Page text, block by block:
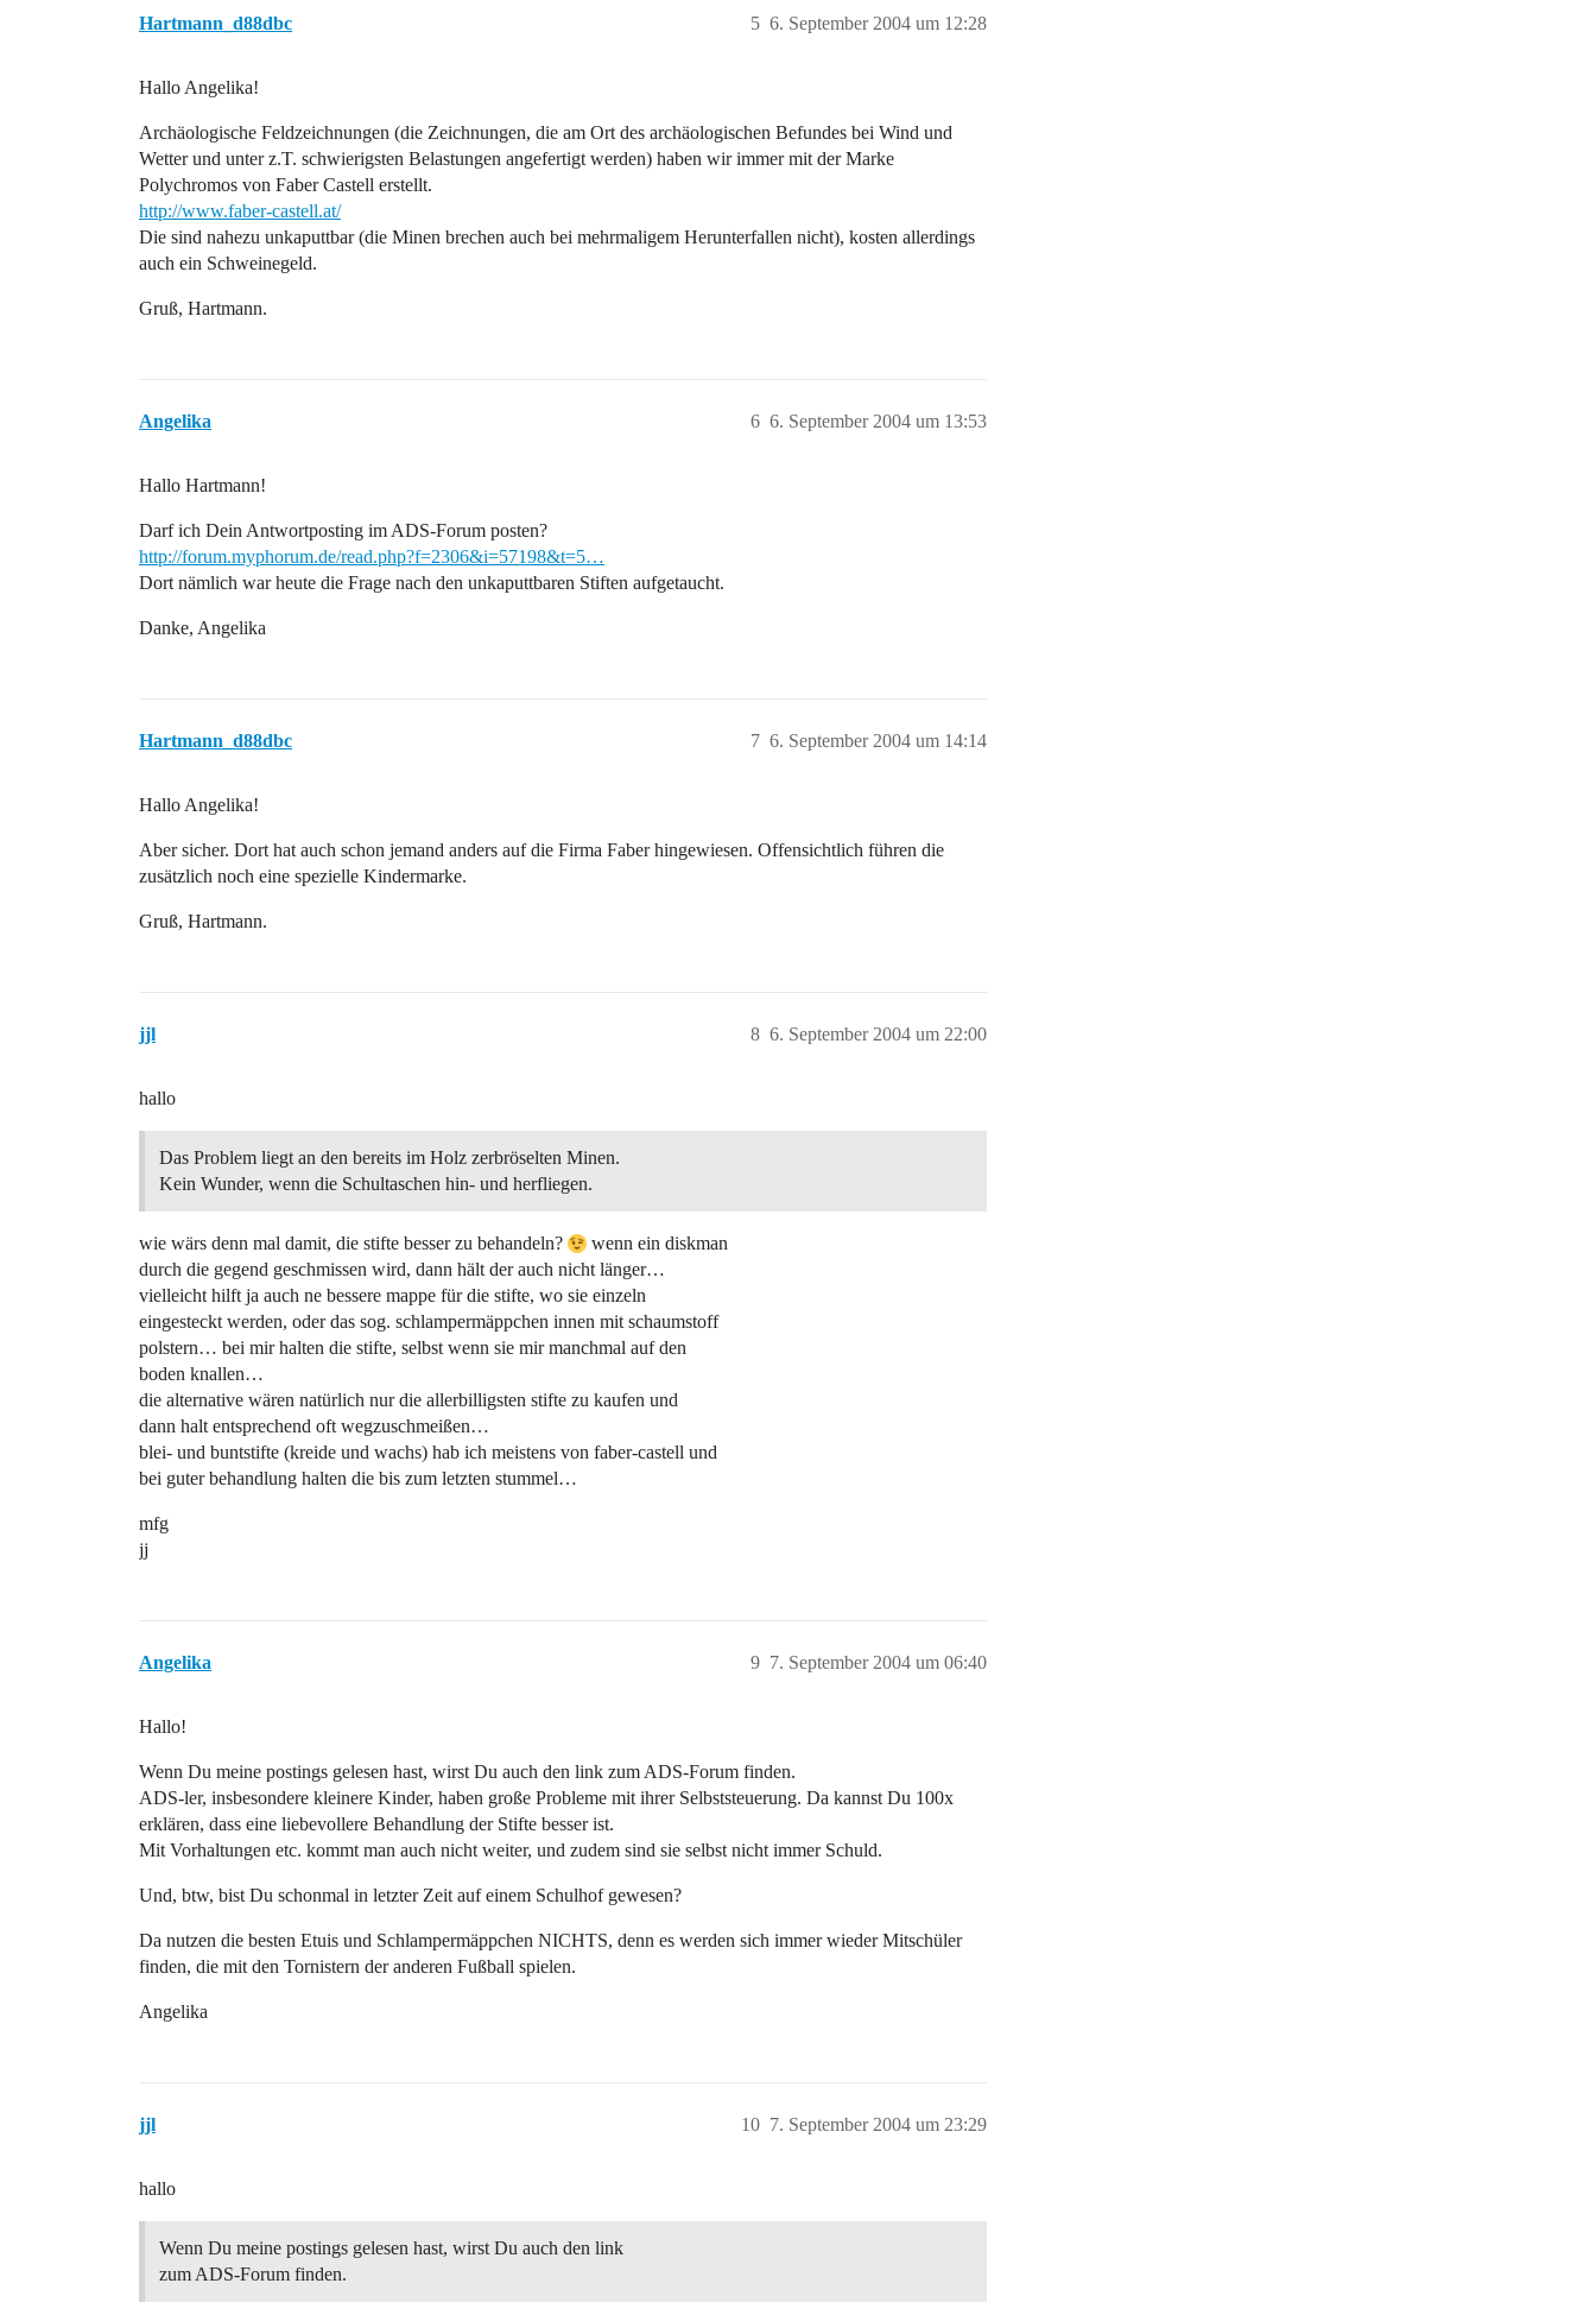
Hartmann_d88dbc 6. September 2004 um 12:28
5
Hallo Angelika!
Archäologische Feldzeichnungen (die Zeichnungen, die am Ort des archäologischen Befundes bei Wind und
Wetter und unter z.T. schwierigsten Belastungen angefertigt werden) haben wir immer mit der Marke
Polychromos von Faber Castell erstellt.
http://www.faber-castell.at/
Die sind nahezu unkaputtbar (die Minen brechen auch bei mehrmaligem Herunterfallen nicht), kosten allerdings
auch ein Schweinegeld.
Gruß, Hartmann.
Angelika 6. September 2004 um 13:53
6
Hallo Hartmann!
Darf ich Dein Antwortposting im ADS-Forum posten?
http://forum.myphorum.de/read.php?f=2306&i=57198&t=5…
Dort nämlich war heute die Frage nach den unkaputtbaren Stiften aufgetaucht.
Danke, Angelika
Hartmann_d88dbc 6. September 2004 um 14:14
7
Hallo Angelika!
Aber sicher. Dort hat auch schon jemand anders auf die Firma Faber hingewiesen. Offensichtlich führen die
zusätzlich noch eine spezielle Kindermarke.
Gruß, Hartmann.
jjl 6. September 2004 um 22:00
8
hallo
Das Problem liegt an den bereits im Holz zerbröselten Minen.
Kein Wunder, wenn die Schultaschen hin- und herfliegen.
wie wärs denn mal damit, die stifte besser zu behandeln?
wenn ein diskman
durch die gegend geschmissen wird, dann hält der auch nicht länger…
vielleicht hilft ja auch ne bessere mappe für die stifte, wo sie einzeln
eingesteckt werden, oder das sog. schlampermäppchen innen mit schaumstoff
polstern… bei mir halten die stifte, selbst wenn sie mir manchmal auf den
boden knallen…
die alternative wären natürlich nur die allerbilligsten stifte zu kaufen und
dann halt entsprechend oft wegzuschmeißen…
blei- und buntstifte (kreide und wachs) hab ich meistens von faber-castell und
bei guter behandlung halten die bis zum letzten stummel…
mfg
jj
Angelika 7. September 2004 um 06:40
9
Hallo!
Wenn Du meine postings gelesen hast, wirst Du auch den link zum ADS-Forum finden.
ADS-ler, insbesondere kleinere Kinder, haben große Probleme mit ihrer Selbststeuerung. Da kannst Du 100x
erklären, dass eine liebevollere Behandlung der Stifte besser ist.
Mit Vorhaltungen etc. kommt man auch nicht weiter, und zudem sind sie selbst nicht immer Schuld.
Und, btw, bist Du schonmal in letzter Zeit auf einem Schulhof gewesen?
Da nutzen die besten Etuis und Schlampermäppchen NICHTS, denn es werden sich immer wieder Mitschüler
finden, die mit den Tornistern der anderen Fußball spielen.
Angelika
jjl 7. September 2004 um 23:29
10
hallo
Wenn Du meine postings gelesen hast, wirst Du auch den link
zum ADS-Forum finden.